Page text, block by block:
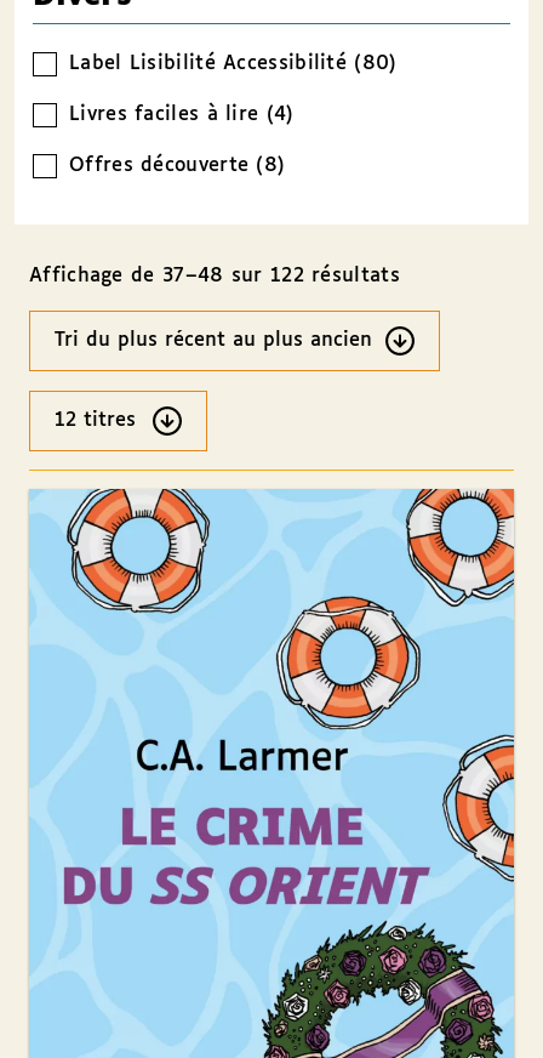
Label Lisibilité Accessibilité (80)
Livres faciles à lire (4)
Offres découverte (8)
Affichage de 37–48 sur 122 résultats
Ordre